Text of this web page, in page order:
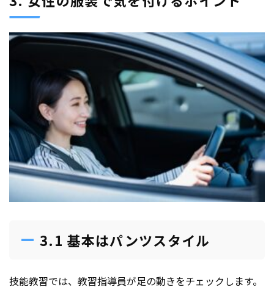
3.1 基本はパンツスタイル
技能教習では、教習指導員が足の動きをチェックします。